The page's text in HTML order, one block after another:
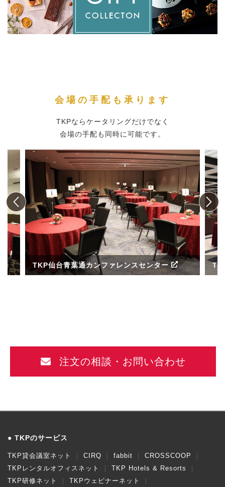
会場の手配も承ります
TKPならケータリングだけでなく
会場の手配も同時に可能です。
TKP仙台青葉通カンファレンスセンター
ル
注文の相談・お問い合わせ
TKPのサービス
TKP貸会議室ネット CIRQ fabbit
CROSSCOOP
TKPレンタルオフィスネット
TKP Hotels & Resorts
TKP研修ネット
TKPウェビナーネット